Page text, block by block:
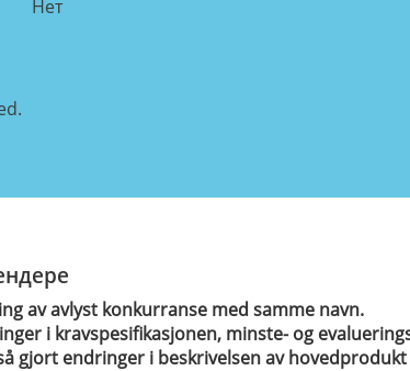
Нет
av avlyst konkurranse med samme navn.
i kravspesifikasjonen, minste- og
gjort endringer i beskrivelsen av